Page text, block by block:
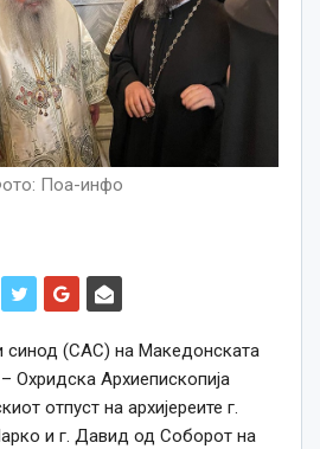
Поа-инфо
синод (САС) на Македонската
Охридска Архиепископија
отпуст на архијереите г.
и г. Давид од Соборот на